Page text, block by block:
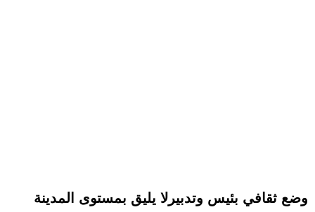
وضع ثقافي بئيس وتدبيرلا يليق بمستوى المدينة